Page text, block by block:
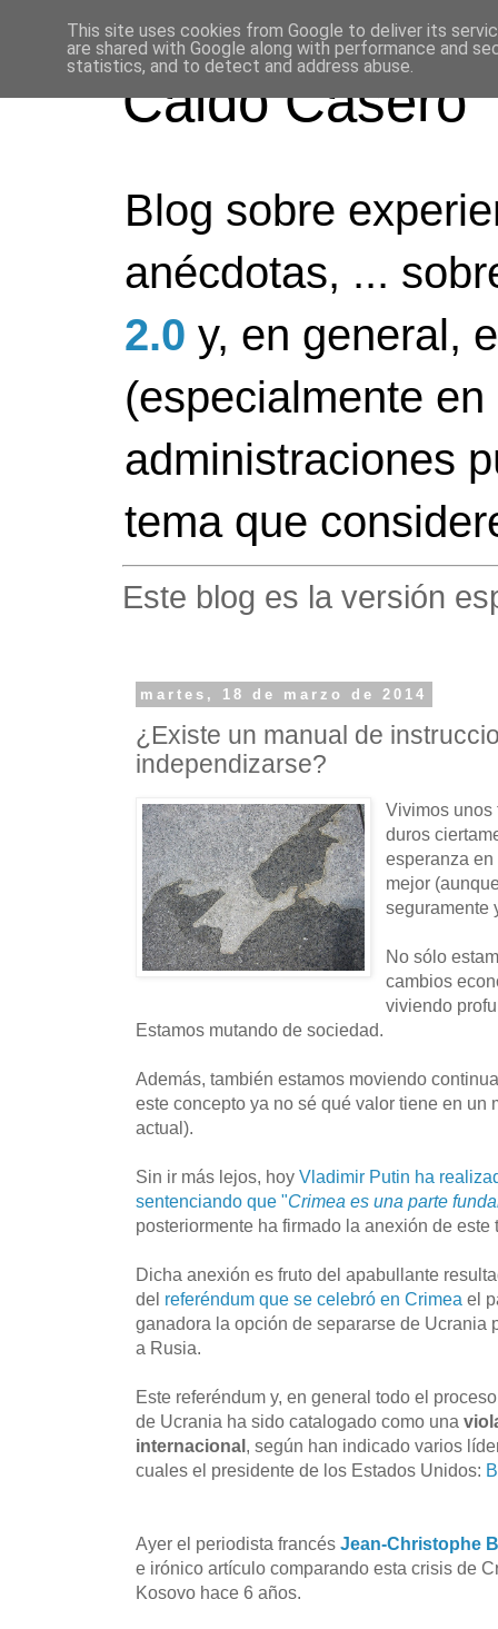
Caldo Casero
Blog sobre
anécdotas, ...
2.0 y, en general,
(especialmente
administraciones
tema que
Este blog es la versión
martes, 18 de marzo de 2014
¿Existe un manual de
independizarse?
Vivimos unos
duros
esperanza
mejor
seguramente
No sólo
cambios
viviendo
Estamos mutando de sociedad.
Además, también estamos moviendo
este concepto ya no sé qué valor tiene en un
actual).
Sin ir más lejos, hoy Vladimir Putin ha
sentenciando que "Crimea es una parte
posteriormente ha firmado la anexión de este
Dicha anexión es fruto del apabullante
del referéndum que se celebró en Crimea el
ganadora la opción de separarse de Ucrania
a Rusia.
Este referéndum y, en general todo el
de Ucrania ha sido catalogado como una
internacional, según han indicado varios
cuales el presidente de los Estados Unidos:
Ayer el periodista francés Jean-Christophe
e irónico artículo comparando esta crisis de
Kosovo hace 6 años.
This site uses cookies from Google to deliver its
are shared with Google along with performance and
statistics, and to detect and address abuse.